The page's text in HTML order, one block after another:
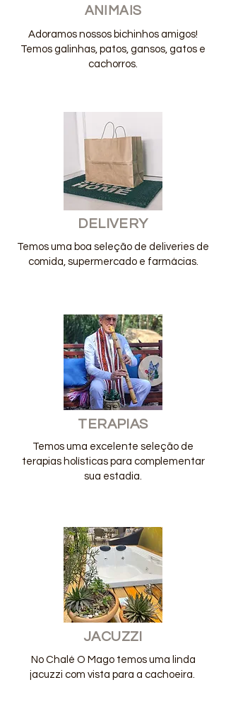
ANIMAIS
Adoramos nossos bichinhos amigos!
Temos galinhas, patos, gansos, gatos e
cachorros.
DELIVERY
Temos uma boa seleção de deliveries de
comida, supermercado e farmácias.
TERAPIAS
Temos uma excelente seleção de
terapias holísticas para complementar
sua estadia.
JACUZZI
No Chalé O Mago temos uma linda
jacuzzi com vista para a cachoeira.